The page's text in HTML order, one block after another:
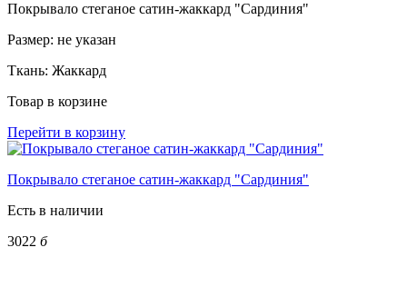
Покрывало стеганое сатин-жаккард "Сардиния"
Размер: не указан
Ткань: Жаккард
Товар в корзине
Перейти в корзину
Покрывало стеганое сатин-жаккард "Сардиния"
Есть в наличии
3022 б